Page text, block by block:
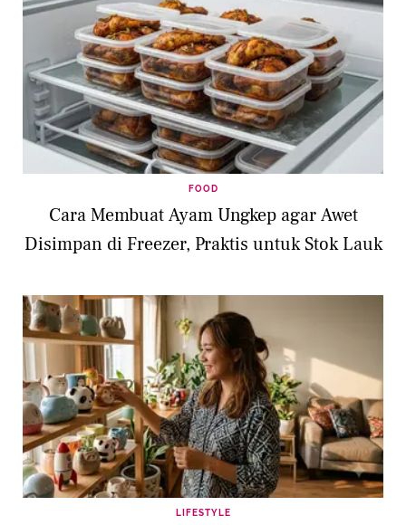
FOOD
Cara Membuat Ayam Ungkep agar Awet
Disimpan di Freezer, Praktis untuk Stok Lauk
LIFESTYLE